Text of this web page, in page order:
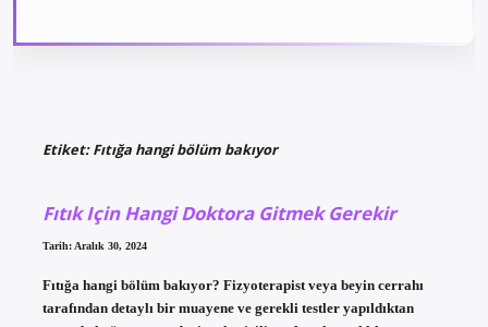
Etiket:Fıtığa hangi bölüm bakıyor
Fıtık Için Hangi Doktora Gitmek Gerekir
Tarih: Aralık 30, 2024
Fıtığa hangi bölüm bakıyor? Fizyoterapist veya beyin cerrahı
tarafından detaylı bir muayene ve gerekli testler yapıldıktan